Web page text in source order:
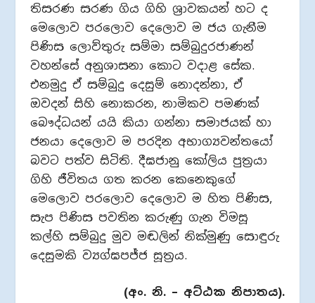
තිසරණ සරණ ගිය ගිහි ශ්‍රාවකයන් හට ද
මෙලොව පරලොව දෙලොව ම ජය ගැනීම
පිණිස ලොව්තුරු සම්මා සම්බුදුරජාණන්
වහන්සේ අනුශාසනා කොට වදාළ සේක.
එනමුදු ඒ සම්බුදු දෙසුම් නොදන්නා, ඒ
ඔවදන් සිහි නොකරන, නාමිකව පමණක්
බෞද්ධයන් යයි කියා ගන්නා සමාජයක් හා
ජනයා දෙලොව ම පරදින අභාග්‍යවන්තයෝ
බවට පත්ව සිටිති. දීඝජානු කෝලිය පුත්‍රයා
ගිහි ජීවිතය ගත කරන කෙනෙකුගේ
මෙලොව පරලොව දෙලොව ම හිත පිණිස,
සැප පිණිස පවතින කරුණු ගැන විමසූ
කල්හි සම්බුදු මුව මඬලින් නික්මුණු සොඳුරු
දෙසුමකි ව්‍යග්ඝපජ්ජ සූත්‍රය.
(අං. නි. – අට්ඨක නිපාතය).